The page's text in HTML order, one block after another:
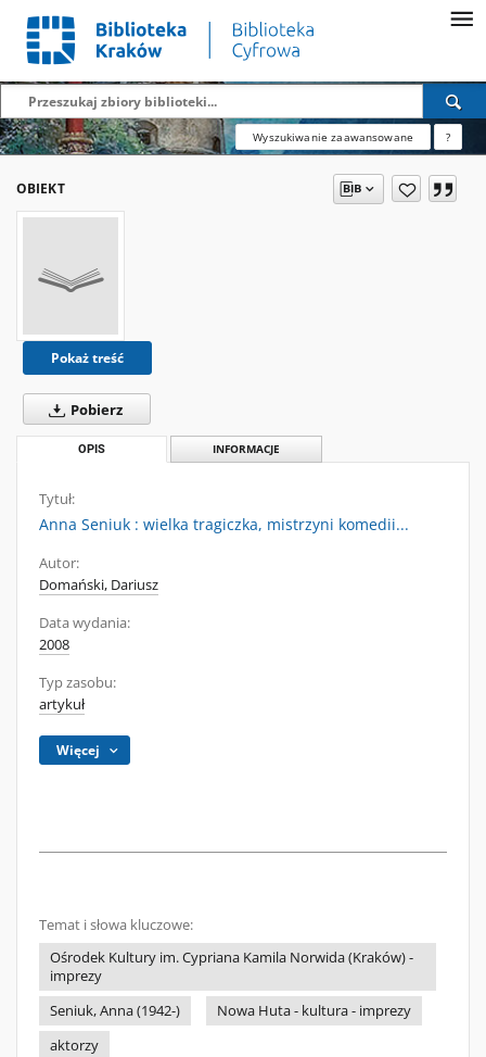
Wyszukiwanie zaawansowane ?
OBIEKT
Pokaż treść
Pobierz
OPIS INFORMACJE
Tytuł:
Anna Seniuk : wielka tragiczka, mistrzyni komedii...
Autor:
Domański, Dariusz
Data wydania:
2008
Typ zasobu:
artykuł
Więcej
Temat i słowa kluczowe:
Ośrodek Kultury im. Cypriana Kamila Norwida (Kraków) -
imprezy
Seniuk, Anna (1942-)
Nowa Huta - kultura - imprezy
aktorzy